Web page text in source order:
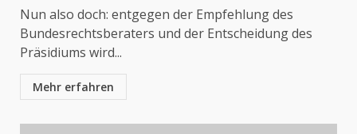
Nun also doch: entgegen der Empfehlung des
Bundesrechtsberaters und der Entscheidung des
Präsidiums wird...
Mehr erfahren